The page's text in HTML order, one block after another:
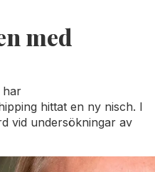
med
har
hittat en ny nisch. I
vid undersökningar av